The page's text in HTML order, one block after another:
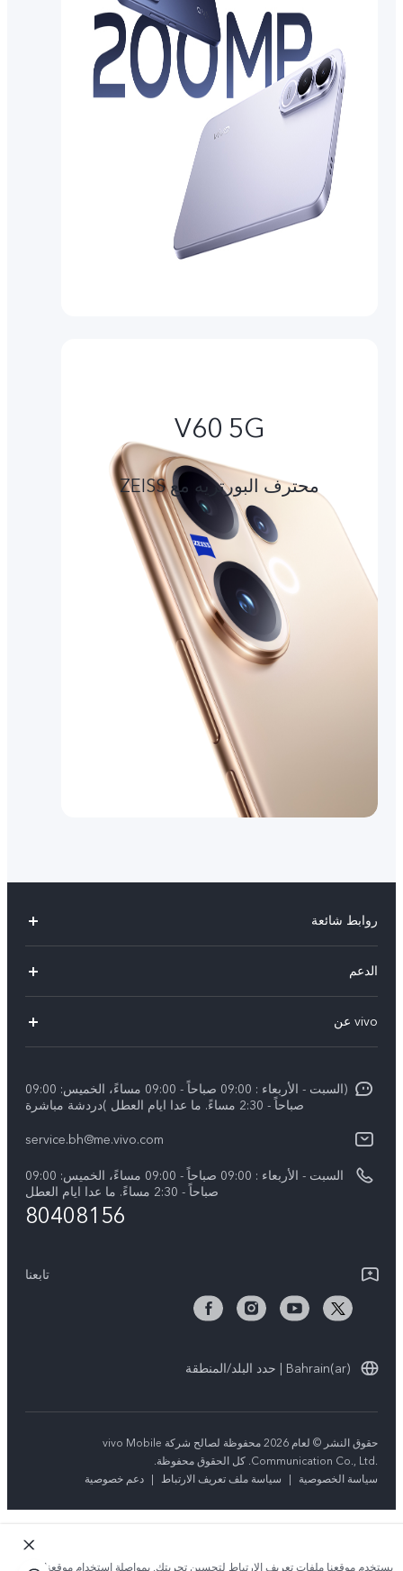
V60 5G
محترف البورتريه مع ZEISS
روابط شائعة
X200 FE (New)
V50 Lite 5G
V50 5G
الدعم
Funtouch OS
بيان الخصوصية بشأن خدمة العملاء
vivo عن
نبذة عنا
مركز الخصوصية لدى vivo
(السبت - الأربعاء : 09:00 صباحاً - 09:00 مساءً، الخميس: 09:00
صباحاً - 2:30 مساءً. ما عدا ايام العطل )دردشة مباشرة
service.bh@me.vivo.com
السبت - الأربعاء : 09:00 صباحاً - 09:00 مساءً، الخميس: 09:00
صباحاً - 2:30 مساءً. ما عدا ايام العطل
80408156
تابعنا
Bahrain(ar) | حدد البلد/المنطقة
حقوق النشر © لعام 2026 محفوظة لصالح شركة vivo Mobile
Communication Co., Ltd.‎. كل الحقوق محفوظة.
سياسة الخصوصية
| سياسة ملف تعريف الارتباط | دعم خصوصية
يستخدم موقعنا ملفات تعريف الارتباط لتحسين تجربتك. بمواصلة استخدام موقعنا؛